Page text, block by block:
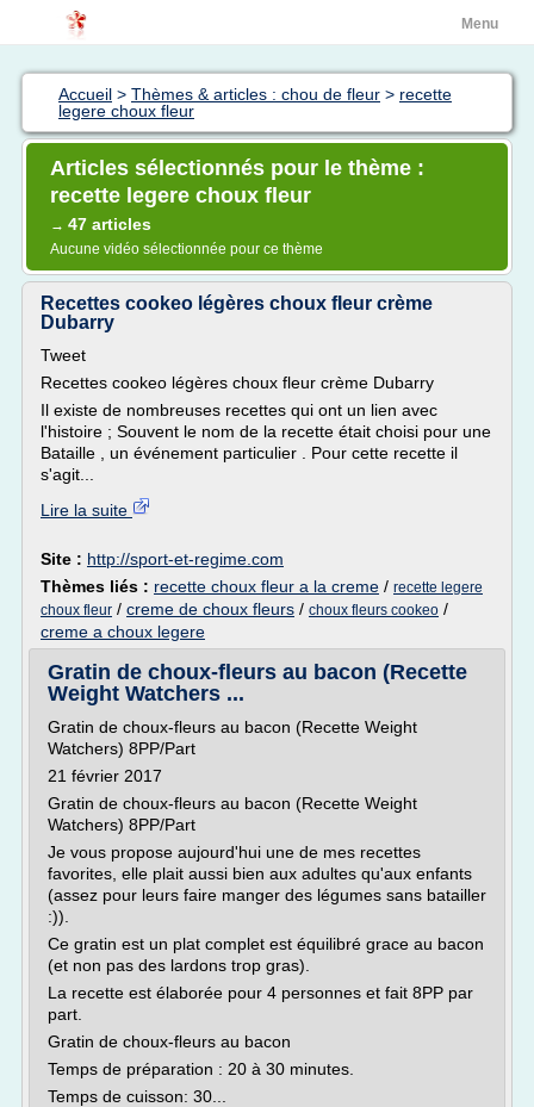
Menu
Accueil > Thèmes & articles : chou de fleur > recette
legere choux fleur
Articles sélectionnés pour le thème :
recette legere choux fleur
→ 47 articles
Aucune vidéo sélectionnée pour ce thème
Recettes cookeo légères choux fleur crème
Dubarry
Tweet
Recettes cookeo légères choux fleur crème Dubarry
Il existe de nombreuses recettes qui ont un lien avec
l'histoire ; Souvent le nom de la recette était choisi pour une
Bataille , un événement particulier . Pour cette recette il
s'agit...
Lire la suite
Site : http://sport-et-regime.com
Thèmes liés : recette choux fleur a la creme / recette legere
choux fleur / creme de choux fleurs / choux fleurs cookeo /
creme a choux legere
Gratin de choux-fleurs au bacon (Recette
Weight Watchers ...
Gratin de choux-fleurs au bacon (Recette Weight
Watchers) 8PP/Part
21 février 2017
Gratin de choux-fleurs au bacon (Recette Weight
Watchers) 8PP/Part
Je vous propose aujourd'hui une de mes recettes
favorites, elle plait aussi bien aux adultes qu'aux enfants
(assez pour leurs faire manger des légumes sans batailler
:)).
Ce gratin est un plat complet est équilibré grace au bacon
(et non pas des lardons trop gras).
La recette est élaborée pour 4 personnes et fait 8PP par
part.
Gratin de choux-fleurs au bacon
Temps de préparation : 20 à 30 minutes.
Temps de cuisson: 30...